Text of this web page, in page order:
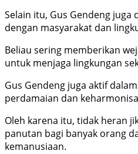
Selain itu, Gus Gendeng juga
dengan masyarakat dan
Beliau sering memberikan
untuk menjaga lingkungan
Gus Gendeng juga aktif
perdamaian dan
Oleh karena itu, tidak heran
panutan bagi banyak orang
kemanusiaan.